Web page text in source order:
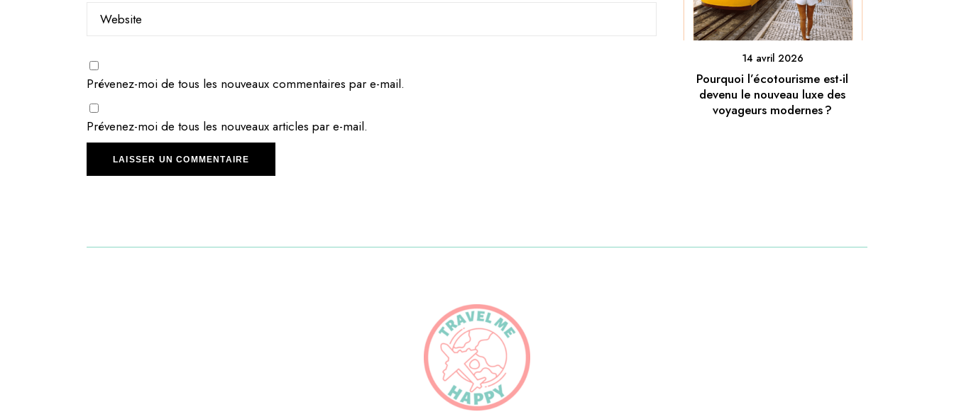
Prévenez-moi de tous les nouveaux commentaires par e-mail.
Prévenez-moi de tous les nouveaux articles par e-mail.
LAISSER UN COMMENTAIRE
14 avril 2026
Pourquoi l’écotourisme est-il
devenu le nouveau luxe des
voyageurs modernes ?